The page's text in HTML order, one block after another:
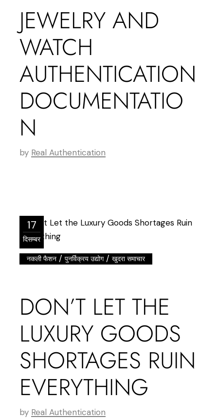
JEWELRY AND
WATCH
AUTHENTICATION
DOCUMENTATIO
N
by Real Authentication
17
दिसम्बर
नकली फैशन /पुनर्विक्रय उद्योग/खुदरा समाचार
DON’T LET THE
LUXURY GOODS
SHORTAGES RUIN
EVERYTHING
by Real Authentication